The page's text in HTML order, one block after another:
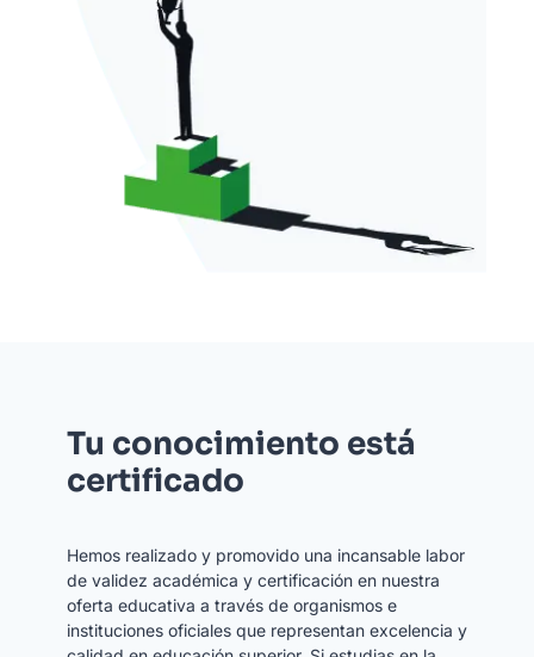
Tu conocimiento está
certificado
Hemos realizado y promovido una incansable labor
de validez académica y certificación en nuestra
oferta educativa a través de organismos e
instituciones oficiales que representan excelencia y